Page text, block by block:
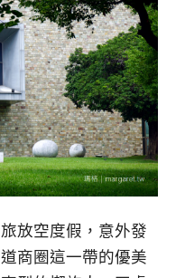
放空度假，意外發
商圈這一帶的優美